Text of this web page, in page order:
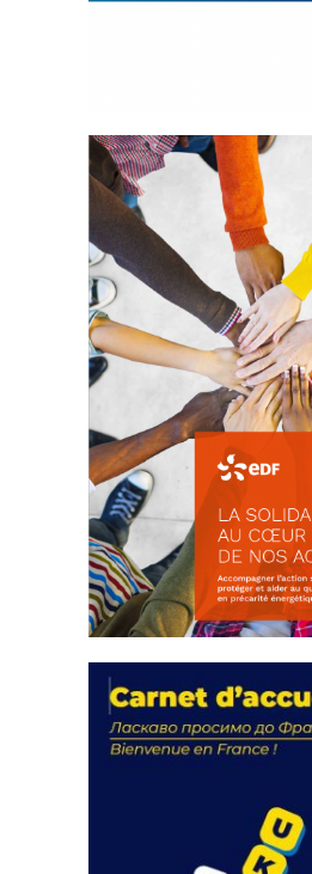
La prévention des
d’intérêts
18 septembre 2023
FEUILLETER
actions
18 septembre 2023
FEUILLETER